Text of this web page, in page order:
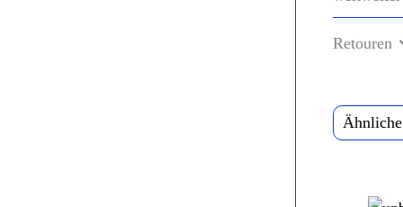
Retouren